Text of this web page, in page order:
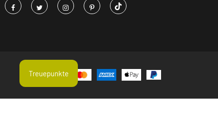
Treuepunkte